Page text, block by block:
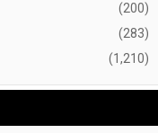
(200)
(283)
(1,210)